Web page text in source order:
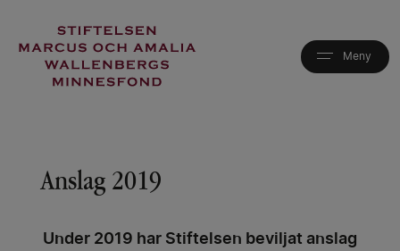
huvudinnehåll
Anslag 2019
Under 2019 har Stiftelsen beviljat anslag